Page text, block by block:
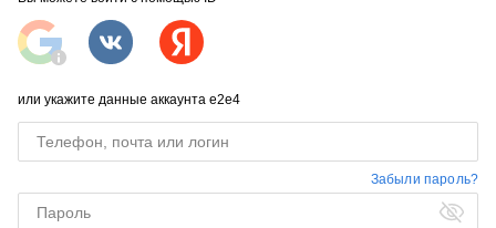
или укажите данные аккаунта e2e4
Забыли пароль?